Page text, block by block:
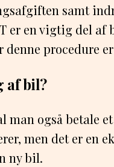
samt
er en vigtig del af
denne procedure
af bil?
man også betale
men det er en
ny bil.